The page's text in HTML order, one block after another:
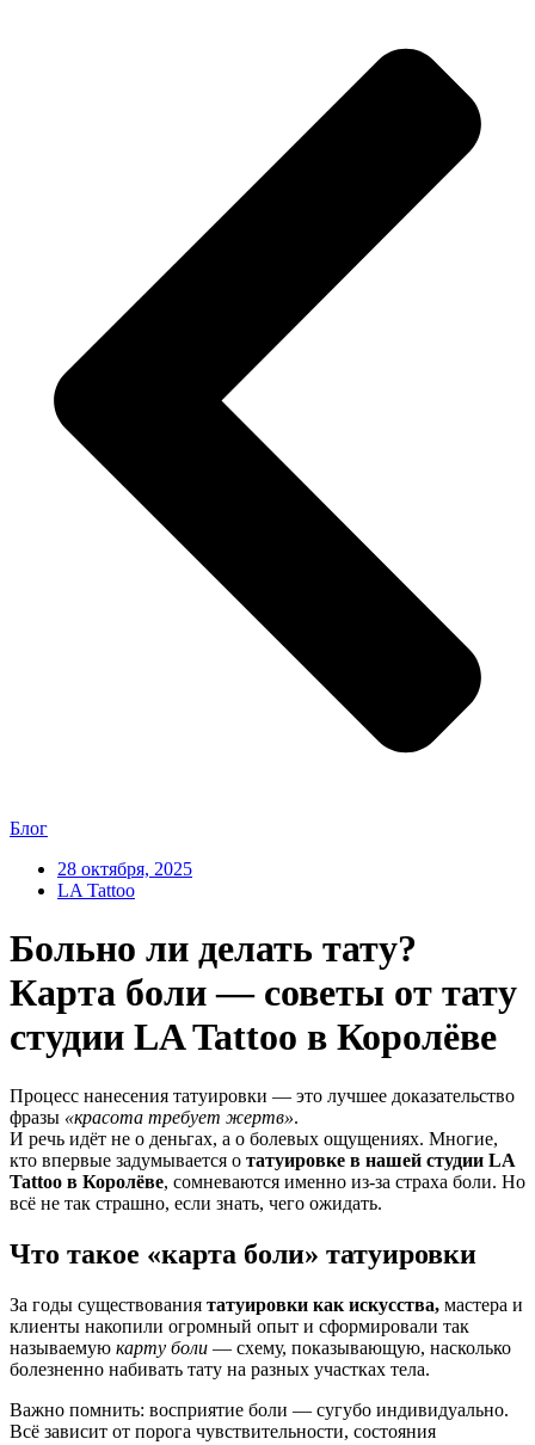
Блог
28 октября, 2025
LA Tattoo
Больно ли делать тату?
Карта боли — советы от тату
студии LA Tattoo в Королёве
Процесс нанесения татуировки — это лучшее доказательство
фразы «красота требует жертв».
И речь идёт не о деньгах, а о болевых ощущениях. Многие,
кто впервые задумывается о татуировке в нашей студии LA
Tattoo в Королёве, сомневаются именно из-за страха боли. Но
всё не так страшно, если знать, чего ожидать.
Что такое «карта боли» татуировки
За годы существования татуировки как искусства, мастера и
клиенты накопили огромный опыт и сформировали так
называемую карту боли — схему, показывающую, насколько
болезненно набивать тату на разных участках тела.
Важно помнить: восприятие боли — сугубо индивидуально.
Всё зависит от порога чувствительности, состояния